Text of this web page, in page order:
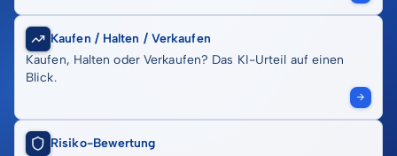
Kaufen / Halten / Verkaufen
Kaufen, Halten oder Verkaufen? Das KI-Urteil auf einen
Blick.
Risiko-Bewertung